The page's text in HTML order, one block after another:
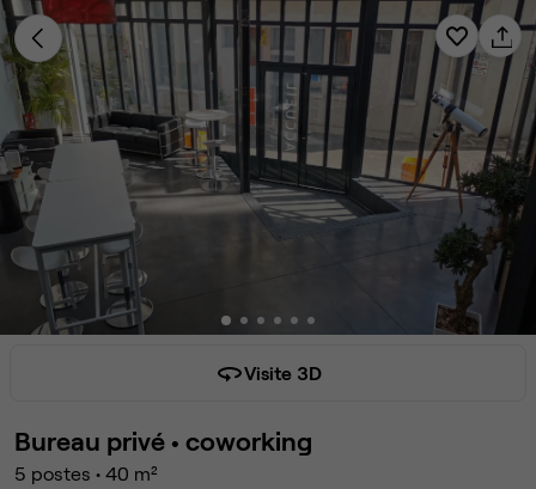
Visite 3D
Bureau privé • coworking
5 postes • 40 m²